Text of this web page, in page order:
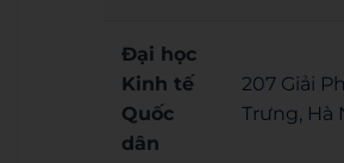
Đại học
Kinh tế
Quốc
dân
207 Giải
Trưng, Hà